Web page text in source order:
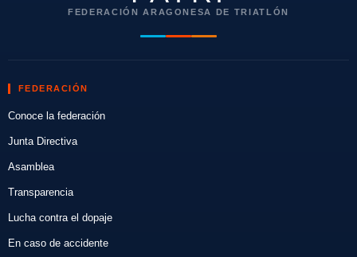
FEDERACIÓN ARAGONESA DE TRIATLÓN
FEDERACIÓN
Conoce la federación
Junta Directiva
Asamblea
Transparencia
Lucha contra el dopaje
En caso de accidente